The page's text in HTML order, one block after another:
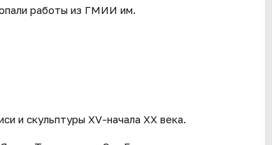
работы из ГМИИ им.
и скульптуры XV-начала XX века.